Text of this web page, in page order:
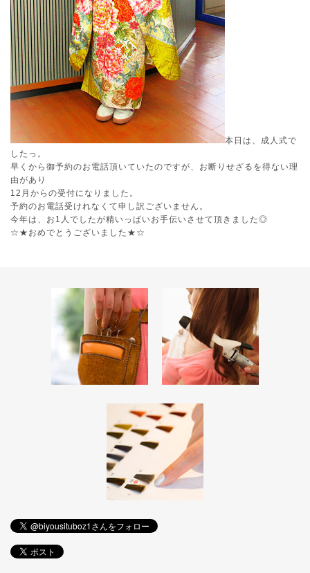
本日は、成人式で
したっ。
早くから御予約のお電話頂いていたのですが、お断りせざるを得ない理
由があり
12月からの受付になりました。
予約のお電話受けれなくて申し訳ございません。
今年は、お1人でしたが精いっぱいお手伝いさせて頂きました◎
☆★おめでとうございました★☆